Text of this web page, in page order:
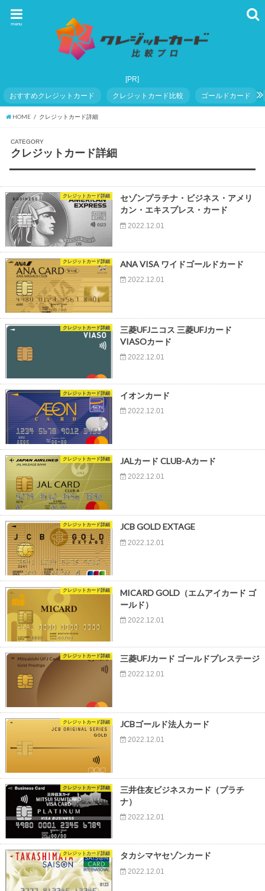
menu
おすすめクレジットカード クレジットカード比較 ゴールドカード
HOME クレジットカード詳細
CATEGORY
クレジットカード詳細
クレジットカード詳細
セゾンプラチナ・ビジネス・アメリ
カン・エキスプレス・カード
2022.12.01
クレジットカード詳細 ANA VISA ワイドゴールドカード
2022.12.01
クレジットカード詳細
三菱UFJニコス 三菱UFJカード
VIASOカード
2022.12.01
クレジットカード詳細 イオンカード
2022.12.01
クレジットカード詳細 JALカード CLUB-Aカード
2022.12.01
クレジットカード詳細 JCB GOLD EXTAGE
2022.12.01
クレジットカード詳細
MICARD GOLD（エムアイカード ゴ
ールド）
2022.12.01
クレジットカード詳細 三菱UFJカード ゴールドプレステージ
2022.12.01
クレジットカード詳細 JCBゴールド法人カード
2022.12.01
クレジットカード詳細
三井住友ビジネスカード（プラチ
ナ）
2022.12.01
クレジットカード詳細 タカシマヤセゾンカード
2022.12.01